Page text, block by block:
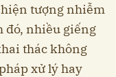
hiện tượng nhiễm
đó, nhiều giếng
thác không
xử lý hay